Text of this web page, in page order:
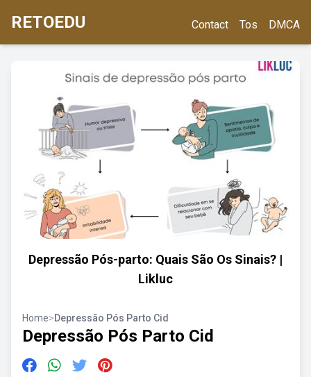
RETOEDU Contact Tos DMCA
Depressão Pós-parto: Quais São Os Sinais? |
Likluc
Home>Depressão Pós Parto Cid
Depressão Pós Parto Cid